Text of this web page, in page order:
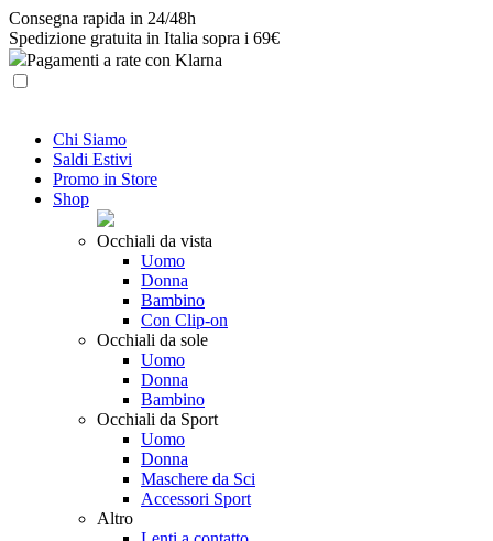
Skip
to
content
Consegna rapida in 24/48h
Spedizione gratuita in Italia sopra i 69€
Pagamenti a rate con Klarna
Chi Siamo
Saldi Estivi
Promo in Store
Shop
Occhiali da vista
Uomo
Donna
Bambino
Con Clip-on
Occhiali da sole
Uomo
Donna
Bambino
Occhiali da Sport
Uomo
Donna
Maschere da Sci
Accessori Sport
Altro